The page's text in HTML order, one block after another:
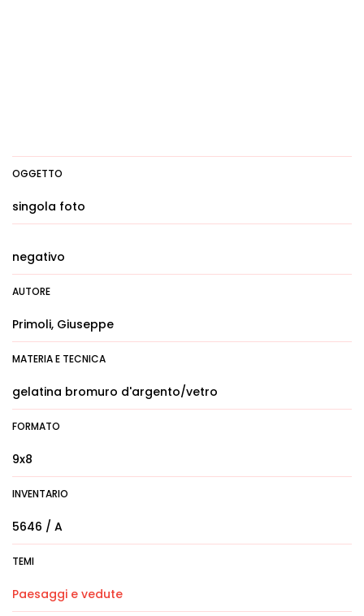
OGGETTO
singola foto
negativo
AUTORE
Primoli, Giuseppe
MATERIA E TECNICA
gelatina bromuro d'argento/vetro
FORMATO
9x8
INVENTARIO
5646 / A
TEMI
Paesaggi e vedute